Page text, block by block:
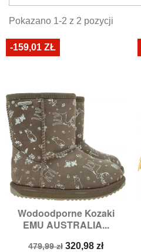
Pokazano 1-2 z 2 pozycji
Wodoodporne Kozaki
EMU AUSTRALIA...
Cena
479,99 zł Cena
320,98 zł
-159,01 ZŁ